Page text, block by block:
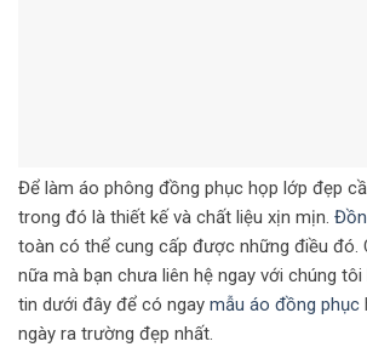
Để làm áo phông đồng phục họp lớp đẹp
trong đó là thiết kế và chất liệu xịn mịn.
toàn có thể cung cấp được những điều đó.
nữa mà bạn chưa liên hệ ngay với chúng
tin dưới đây để có ngay mẫu áo đồng phục
ngày ra trường đẹp nhất.